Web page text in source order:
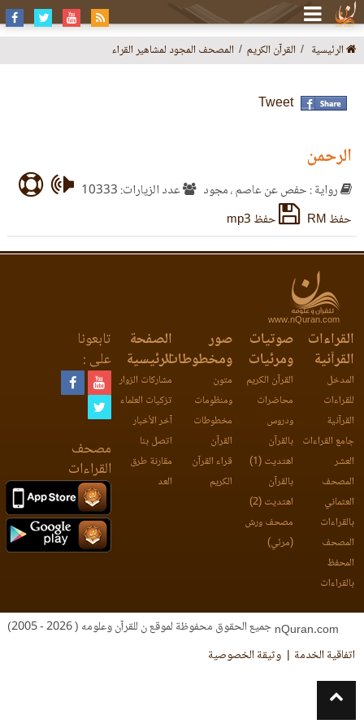
الرئيسية القرآن الكريم المصحف المجود لمشاهير القراء
Tweet
الرحمن
رواية : حفص عن عاصم ، مجود
عدد الزيارات: 10333
حفظ RM
حفظ mp3
www.nQuran.com
القراءات
القرآنية
المدخل
للقراءات
القرآنية
جامع القراءات
العشر
المصحف
العثماني
بالقراءات
المصحف
المحفظ
بالقراءات
صوتيات
ومرئيات
القرآن الكريم
محاضرات
ودروس
بالقرآن
اهتديت (1)
بالقرآن
اهتديت (2)
مصحف ورش
(مرئي)
صور
ومخطوطات
متون
ومنظومات
مخطوطات
القرآن
قراء القرآن
الكريم
الصفحة
الرئيسية
مشاركات الزوار
تزكيات العلماء
آخر الأخبار
اتصل بنا
مقارنة طرق
العد
تابعونا
على :
مصحف
القراءات
جميع الحقوق محفوظة لموقع ن للقرآن وعلومه ( 2026 - 2005)
اتفاقية الخدمة
وثيقة الخصوصية